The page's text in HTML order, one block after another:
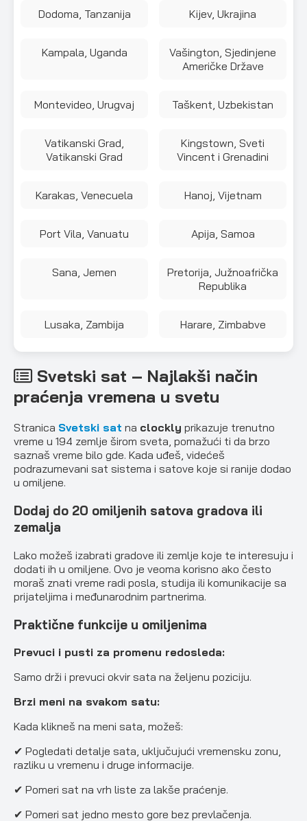
Dodoma, Tanzanija Kijev, Ukrajina
Kampala, Uganda
Vašington, Sjedinjene
Američke Države
Montevideo, Urugvaj Taškent, Uzbekistan
Vatikanski Grad,
Vatikanski Grad
Kingstown, Sveti
Vincent i Grenadini
Karakas, Venecuela Hanoj, Vijetnam
Port Vila, Vanuatu Apija, Samoa
Sana, Jemen
Pretorija, Južnoafrička
Republika
Lusaka, Zambija Harare, Zimbabve
Svetski sat – Najlakši način
praćenja vremena u svetu
Stranica Svetski sat na clockly prikazuje trenutno
vreme u 194 zemlje širom sveta, pomažući ti da brzo
saznaš vreme bilo gde. Kada uđeš, videćeš
podrazumevani sat sistema i satove koje si ranije dodao
u omiljene.
Dodaj do 20 omiljenih satova gradova ili
zemalja
Lako možeš izabrati gradove ili zemlje koje te interesuju i
dodati ih u omiljene. Ovo je veoma korisno ako često
moraš znati vreme radi posla, studija ili komunikacije sa
prijateljima i međunarodnim partnerima.
Praktične funkcije u omiljenima
Prevuci i pusti za promenu redosleda:
Samo drži i prevuci okvir sata na željenu poziciju.
Brzi meni na svakom satu:
Kada klikneš na meni sata, možeš:
✔ Pogledati detalje sata, uključujući vremensku zonu,
razliku u vremenu i druge informacije.
✔ Pomeri sat na vrh liste za lakše praćenje.
✔ Pomeri sat jedno mesto gore bez prevlačenja.